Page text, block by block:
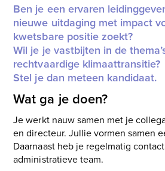
escape
to
go
to
the
first
Ben je een ervaren
nieuwe uitdaging met impact
kwetsbare positie zoekt?
Wil je je vastbijten in de
rechtvaardige klimaattransitie?
Stel je dan meteen kandidaat.
Wat ga je doen?
Je werkt nauw samen met je
en directeur. Jullie vormen samen
Daarnaast heb je regelmatig
administratieve team.